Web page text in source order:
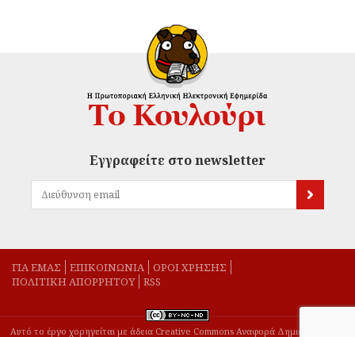
Εγγραφείτε στο newsletter
ΓΙΑ ΕΜΑΣ EΠΙΚΟΙΝΩΝΙΑ
ΟΡΟΙ ΧΡΗΣΗΣ
ΠΟΛΙΤΙΚΗ ΑΠΟΡΡΗΤΟΥ
RSS
Αυτό το έργο χορηγείται με άδεια Creative Commons Αναφορά Δημιουργού-Μη